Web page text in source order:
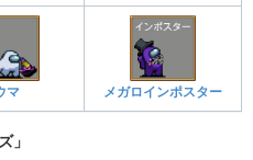
マ メガロインポスター
」